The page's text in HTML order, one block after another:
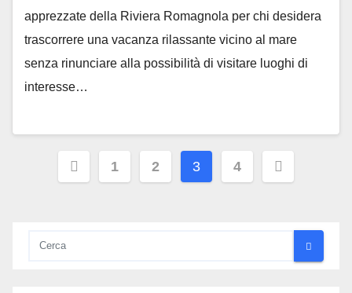
apprezzate della Riviera Romagnola per chi desidera
trascorrere una vacanza rilassante vicino al mare
senza rinunciare alla possibilità di visitare luoghi di
interesse…
Paginazione
1 2 3 4